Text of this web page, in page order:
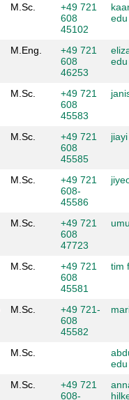
M.Sc.
+49 721
608
45102
edu
M.Eng.
+49 721
608
46253
edu
M.Sc.
+49 721
608
45583
M.Sc.
+49 721
608
45585
M.Sc.
+49 721
608-
45586
M.Sc.
+49 721
608
47723
M.Sc.
+49 721
608
45581
tim
M.Sc.
+49 721-
608
45582
M.Sc.
edu
M.Sc.
+49 721
608-